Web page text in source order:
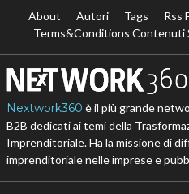
About Autori Tags Rss
Terms&Conditions Contenuti
Nextwork360 è il più grande
B2B dedicati ai temi della
Imprenditoriale. Ha la missione di
imprenditoriale nelle imprese e